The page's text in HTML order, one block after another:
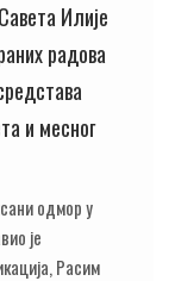
Илије
радова
и месног
одмор у
је
Расим